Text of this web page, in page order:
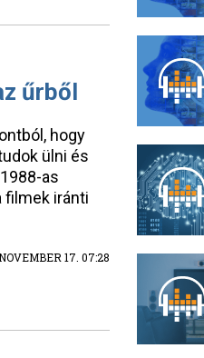
űrből
hogy
ülni és
as
filmek iránti
17. 07:28